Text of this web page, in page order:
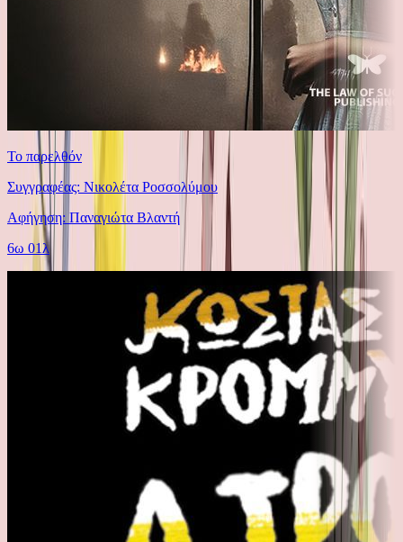
Το παρελθόν
Συγγραφέας: Νικολέτα Ροσσολύμου
Αφήγηση: Παναγιώτα Βλαντή
6ω 01λ